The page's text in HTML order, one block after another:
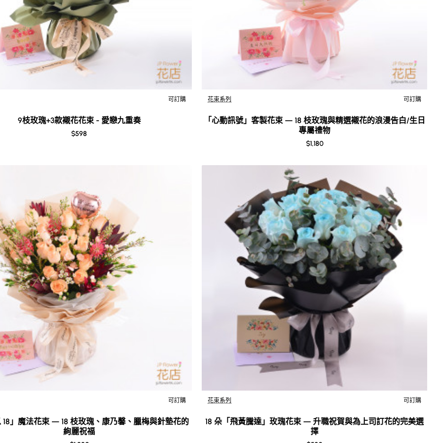
New
可訂購
9枝玫瑰+3款襯花花束 - 愛戀九重奏
$598
New
花束系列 可訂購
「心動訊號」客製花束 — 18 枝玫瑰與精選襯花的浪漫告白/生日
專屬禮物
$1,180
New
可訂購
18」魔法花束 — 18 枝玫瑰、康乃馨、臘梅與針墊花的
絢麗祝福
花束系列 可訂購
18 朵「飛黃騰達」玫瑰花束 — 升職祝賀與為上司訂花的完美選
擇